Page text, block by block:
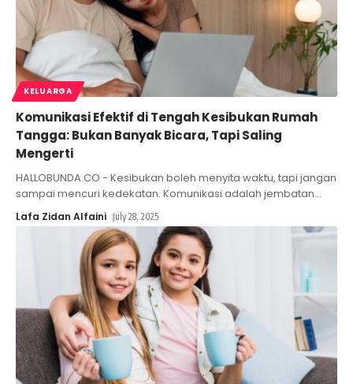
KELUARGA
Komunikasi Efektif di Tengah Kesibukan Rumah
Tangga: Bukan Banyak Bicara, Tapi Saling
Mengerti
HALLOBUNDA.CO - Kesibukan boleh menyita waktu, tapi jangan
sampai mencuri kedekatan. Komunikasi adalah jembatan…
Lafa Zidan Alfaini July 28, 2025